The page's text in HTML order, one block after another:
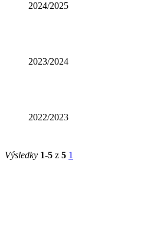
2024/2025
2023/2024
2022/2023
Výsledky 1-5 z 5 1